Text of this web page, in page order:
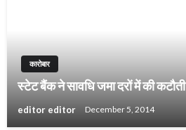
कारोबार
स्टेट बैंक ने सावधि जमा दरों में की कटौती
editor editor December 5, 2014